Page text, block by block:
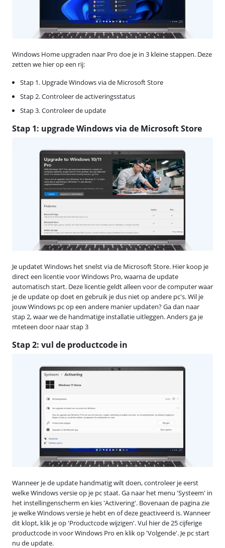
Windows Home upgraden naar Pro doe je in 3 kleine stappen. Deze
zetten we hier op een rij:
Stap 1. Upgrade Windows via de Microsoft Store
Stap 2. Controleer de activeringsstatus
Stap 3. Controleer de update
Stap 1: upgrade Windows via de Microsoft Store
Je updatet Windows het snelst via de Microsoft Store. Hier koop je
direct een licentie voor Windows Pro, waarna de update
automatisch start. Deze licentie geldt alleen voor de computer waar
je de update op doet en gebruik je dus niet op andere pc's. Wil je
jouw Windows pc op een andere manier updaten? Ga dan naar
stap 2, waar we de handmatige installatie uitleggen. Anders ga je
mteteen door naar stap 3
Stap 2: vul de productcode in
Wanneer je de update handmatig wilt doen, controleer je eerst
welke Windows versie op je pc staat. Ga naar het menu 'Systeem' in
het instellingenscherm en kies 'Activering'. Bovenaan de pagina zie
je welke Windows versie je hebt en of deze geactiveerd is. Wanneer
dit klopt, klik je op 'Productcode wijzigen'. Vul hier de 25 cijferige
productcode in voor Windows Pro en klik op 'Volgende'. Je pc start
nu de update.